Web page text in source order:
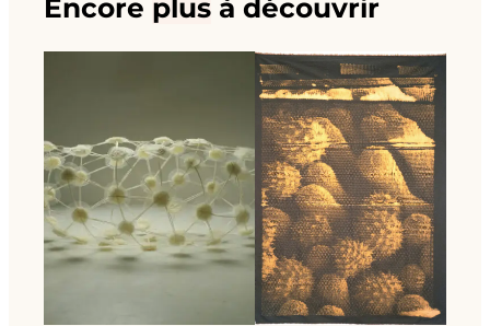
Encore plus à découvrir